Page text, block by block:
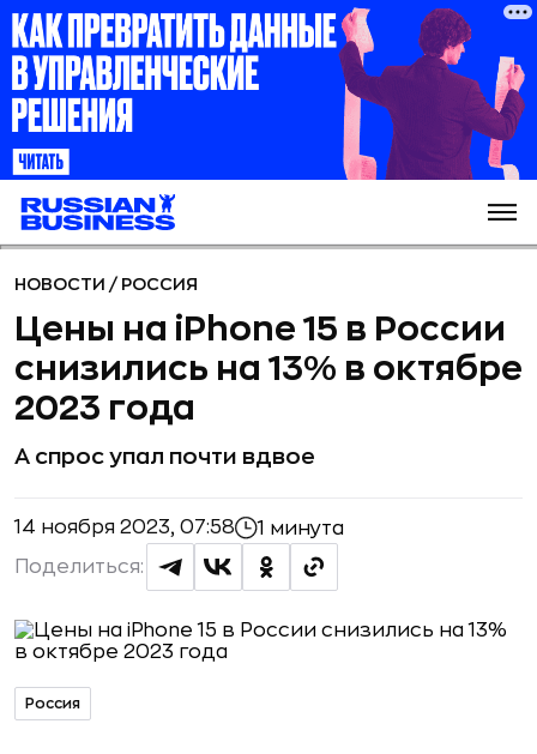
НОВОСТИ / РОССИЯ
Цены на iPhone 15 в России
снизились на 13% в октябре
2023 года
А спрос упал почти вдвое
14 ноября 2023, 07:58 1 минута
Поделиться:
Россия